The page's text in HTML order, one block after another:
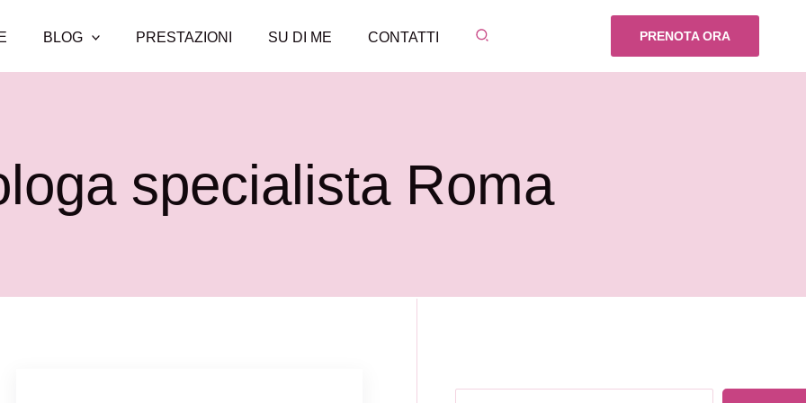
BLOG PRESTAZIONI SU DI ME CONTATTI Cerca PRENOTA ORA
specialista Roma